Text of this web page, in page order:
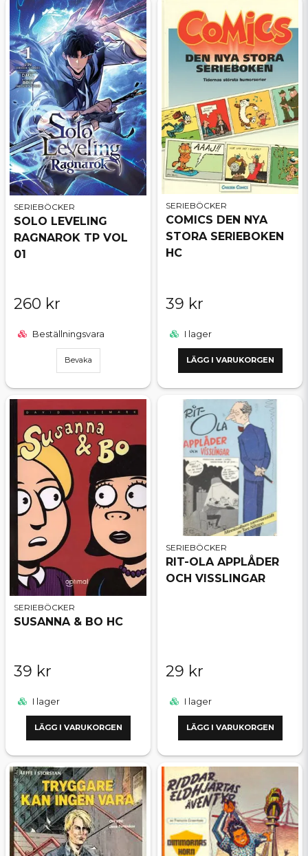
SERIEBÖCKER
SOLO LEVELING
RAGNAROK TP VOL
01
260 kr
Beställningsvara
Bevaka
SERIEBÖCKER
COMICS DEN NYA
STORA SERIEBOKEN
HC
39 kr
I lager
LÄGG I VARUKORGEN
SERIEBÖCKER
SUSANNA & BO HC
39 kr
I lager
LÄGG I VARUKORGEN
SERIEBÖCKER
RIT-OLA APPLÅDER
OCH VISSLINGAR
29 kr
I lager
LÄGG I VARUKORGEN